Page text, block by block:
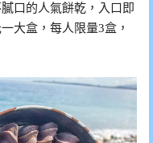
口的人氣餅乾，入口即
大盒，每人限量3盒，